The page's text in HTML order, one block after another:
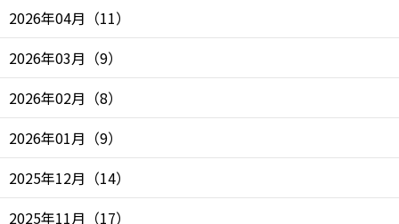
2026年04月 （11）
2026年03月 （9）
2026年02月 （8）
2026年01月 （9）
2025年12月 （14）
2025年11月 （17）